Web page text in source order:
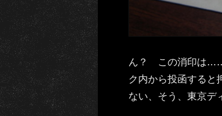
ん？ この消印は……
ク内から投函すると
ない、そう、東京デ